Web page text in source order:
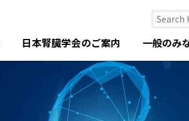
日本腎臓学会のご案内 一般のみ